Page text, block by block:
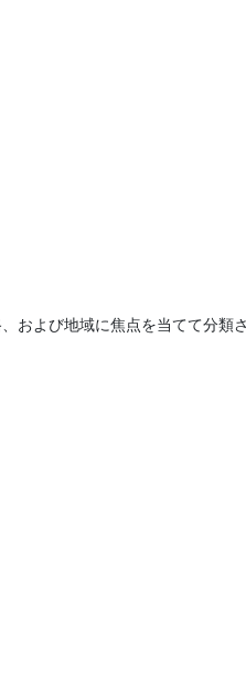
および地域に焦点を当てて分類